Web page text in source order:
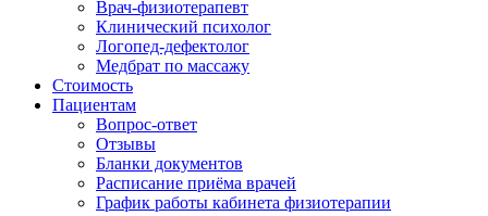
Врач-физиотерапевт
Клинический психолог
Логопед-дефектолог
Медбрат по массажу
Стоимость
Пациентам
Вопрос-ответ
Отзывы
Бланки документов
Расписание приёма врачей
График работы кабинета физиотерапии